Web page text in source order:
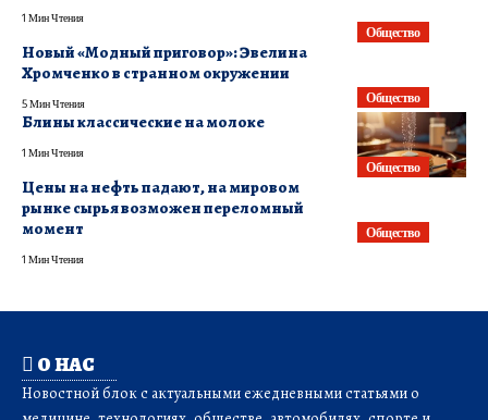
Общество
1 Мин Чтения
Общество
Новый «Модный приговор»: Эвелина
Хромченко в странном окружении
5 Мин Чтения
Общество
Блины классические на молоке
1 Мин Чтения
Общество
Цены на нефть падают, на мировом
рынке сырья возможен переломный
момент
1 Мин Чтения
О НАС
Новостной блок с актуальными ежедневными статьями о